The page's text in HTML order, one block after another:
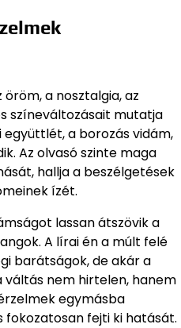
a nosztalgia, az
színeváltozásait mutatja
a borozás vidám,
Az olvasó szinte maga
hallja a beszélgetések
ízét.
lassan átszövik a
A lírai én a múlt felé
barátságok, de akár a
váltás nem hirtelen, hanem
egymásba
fokozatosan fejti ki hatását.